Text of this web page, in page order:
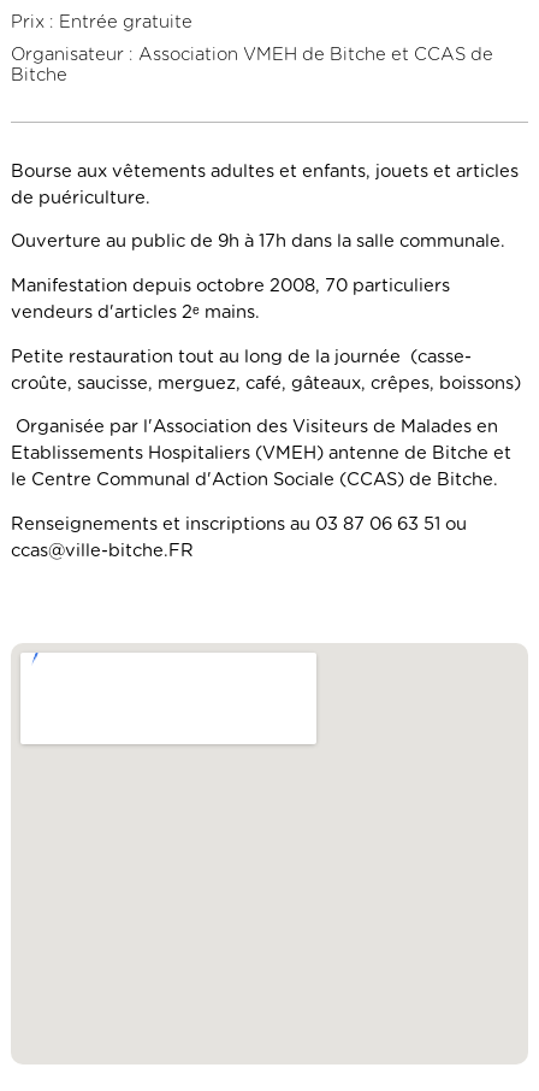
Prix : Entrée gratuite
Organisateur : Association VMEH de Bitche et CCAS de
Bitche
Bourse aux vêtements adultes et enfants, jouets et articles
de puériculture.
Ouverture au public de 9h à 17h dans la salle communale.
Manifestation depuis octobre 2008, 70 particuliers
vendeurs d'articles 2ᵉ mains.
Petite restauration tout au long de la journée (casse-
croûte, saucisse, merguez, café, gâteaux, crêpes, boissons)
Organisée par l'Association des Visiteurs de Malades en
Etablissements Hospitaliers (VMEH) antenne de Bitche et
le Centre Communal d'Action Sociale (CCAS) de Bitche.
Renseignements et inscriptions au 03 87 06 63 51 ou
ccas@ville-bitche.FR